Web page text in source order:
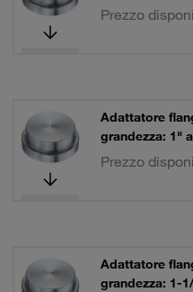
Prezzo
Adattatore
grandezza: 1"
Prezzo
Adattatore
grandezza: 1-